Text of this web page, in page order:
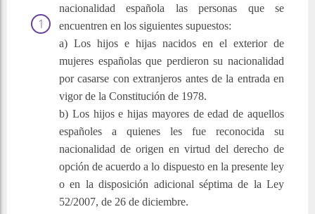
nacionalidad española las personas que se
encuentren en los siguientes supuestos:
a) Los hijos e hijas nacidos en el exterior de
mujeres españolas que perdieron su nacionalidad
por casarse con extranjeros antes de la entrada en
vigor de la Constitución de 1978.
b) Los hijos e hijas mayores de edad de aquellos
españoles a quienes les fue reconocida su
nacionalidad de origen en virtud del derecho de
opción de acuerdo a lo dispuesto en la presente ley
o en la disposición adicional séptima de la Ley
52/2007, de 26 de diciembre.